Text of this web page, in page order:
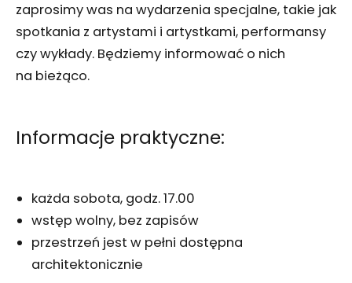
zaprosimy was na wydarzenia specjalne, takie jak
spotkania z artystami i artystkami, performansy
czy wykłady. Będziemy informować o nich
na bieżąco.
Informacje praktyczne:
każda sobota, godz. 17.00
wstęp wolny, bez zapisów
przestrzeń jest w pełni dostępna
architektonicznie